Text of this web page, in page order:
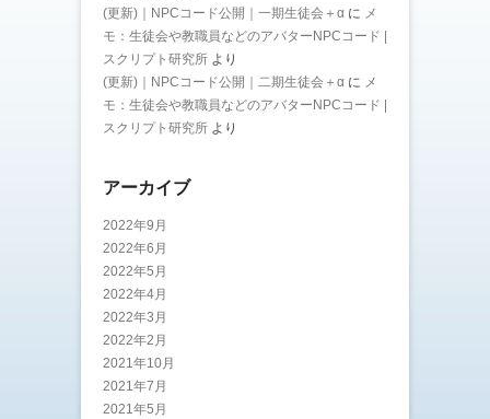
(更新)｜NPCコード公開｜一期生徒会＋α に メ
モ：生徒会や教職員などのアバターNPCコード |
スクリプト研究所 より
(更新)｜NPCコード公開｜二期生徒会＋α に メ
モ：生徒会や教職員などのアバターNPCコード |
スクリプト研究所 より
アーカイブ
2022年9月
2022年6月
2022年5月
2022年4月
2022年3月
2022年2月
2021年10月
2021年7月
2021年5月